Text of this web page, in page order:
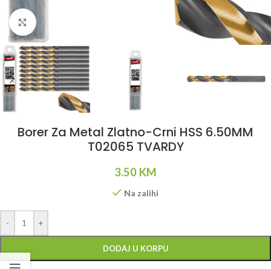
Klikni da uvećaš
Borer Za Metal Zlatno-Crni HSS 6.50MM
T02065 TVARDY
3.50 KM
Na zalihi
- +
DODAJ U KORPU